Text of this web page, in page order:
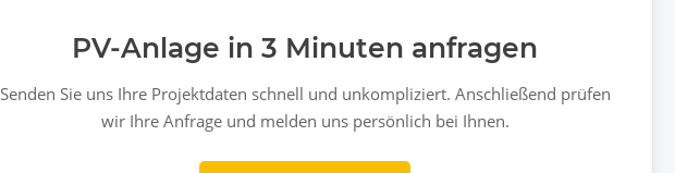
PV-Anlage in 3 Minuten anfragen
Senden Sie uns Ihre Projektdaten schnell und unkompliziert. Anschließend prüfen
wir Ihre Anfrage und melden uns persönlich bei Ihnen.